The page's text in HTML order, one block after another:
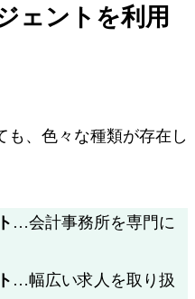
ェントを利用
も、色々な種類が存在し
…会計事務所を専門に
…幅広い求人を取り扱